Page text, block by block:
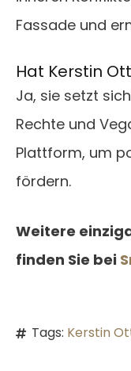
Fassade und
Hat Kerstin
Ja, sie setzt
Rechte und
Plattform, um
fördern.
Weitere
finden Sie bei
Tags: Kerstin